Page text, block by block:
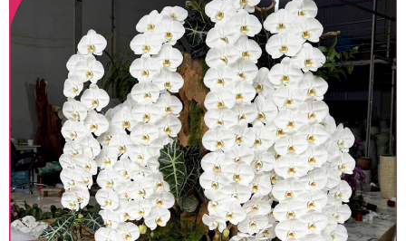
Lưu ý trước khi đặt hàng
• Về cây hoa: Một chậu hoa lan hồ điệp đẹp và
hoàn chỉnh sẽ được phối ghép từ nhiều cây hoa
và tạo dáng hoàn toàn thủ công nên có thể sẽ
khác nhau đôi chút giữa sản phẩm thực tế và